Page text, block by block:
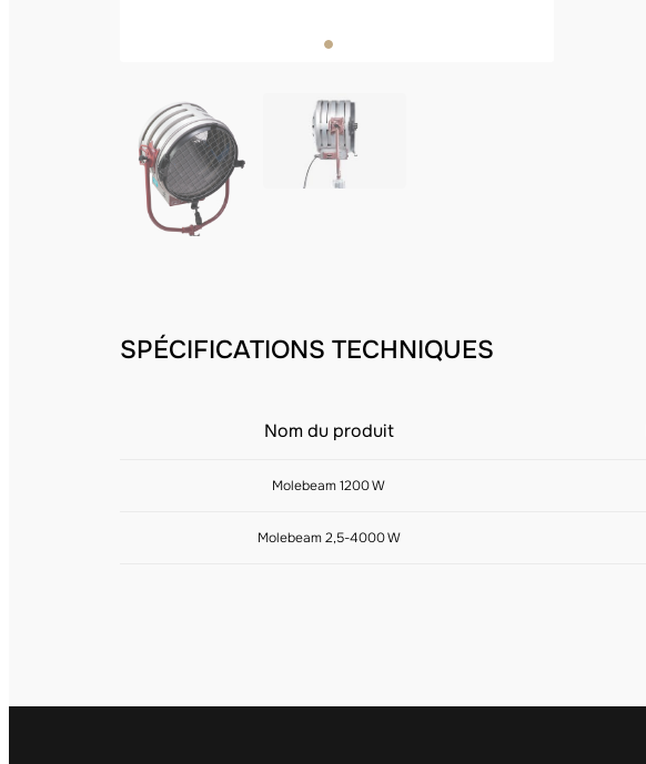
SPÉCIFICATIONS TECHNIQUES
Nom du produit
Molebeam 1200 W
Molebeam 2,5-4000 W